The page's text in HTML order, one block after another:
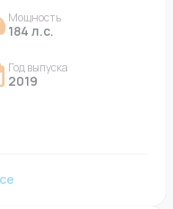
Мощность
184 л.с.
Год выпуска
2019